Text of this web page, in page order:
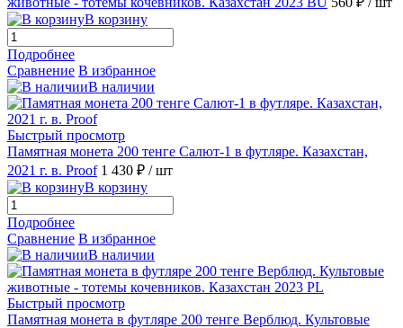
В корзину
Подробнее
Сравнение В избранное
В наличии
Быстрый просмотр
Памятная монета 200 тенге Салют-1 в футляре. Казахстан,
2021 г. в. Proof 1 430 ₽ / шт
В корзину
Подробнее
Сравнение В избранное
В наличии
Быстрый просмотр
Памятная монета в футляре 200 тенге Верблюд. Культовые